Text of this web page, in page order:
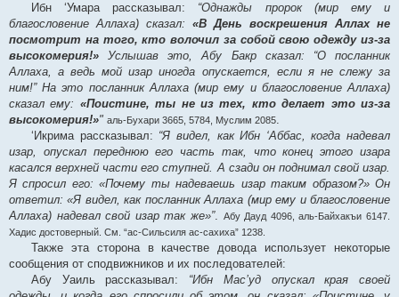
Ибн ‘Умара рассказывал: “Однажды пророк (мир ему и
благословение Аллаха) сказал: «В День воскрешения Аллах не
посмотрит на того, кто волочил за собой свою одежду из-за
высокомерия!» Услышав это, Абу Бакр сказал: “О посланник
Аллаха, а ведь мой изар иногда опускается, если я не слежу за
ним!” На это посланник Аллаха (мир ему и благословение Аллаха)
сказал ему: «Поистине, ты не из тех, кто делает это из-за
высокомерия!»" аль-Бухари 3665, 5784, Муслим 2085.
‘Икрима рассказывал: “Я видел, как Ибн ‘Аббас, когда надевал
изар, опускал переднюю его часть так, что конец этого изара
касался верхней части его ступней. А сзади он поднимал свой изар.
Я спросил его: «Почему ты надеваешь изар таким образом?» Он
ответил: «Я видел, как посланник Аллаха (мир ему и благословение
Аллаха) надевал свой изар так же»”. Абу Дауд 4096, аль-Байхакъи 6147.
Хадис достоверный. См. “ас-Сильсиля ас-сахиха” 1238.
Также эта сторона в качестве довода использует некоторые
сообщения от сподвижников и их последователей:
Абу Уаиль рассказывал: “Ибн Мас’уд опускал края своей